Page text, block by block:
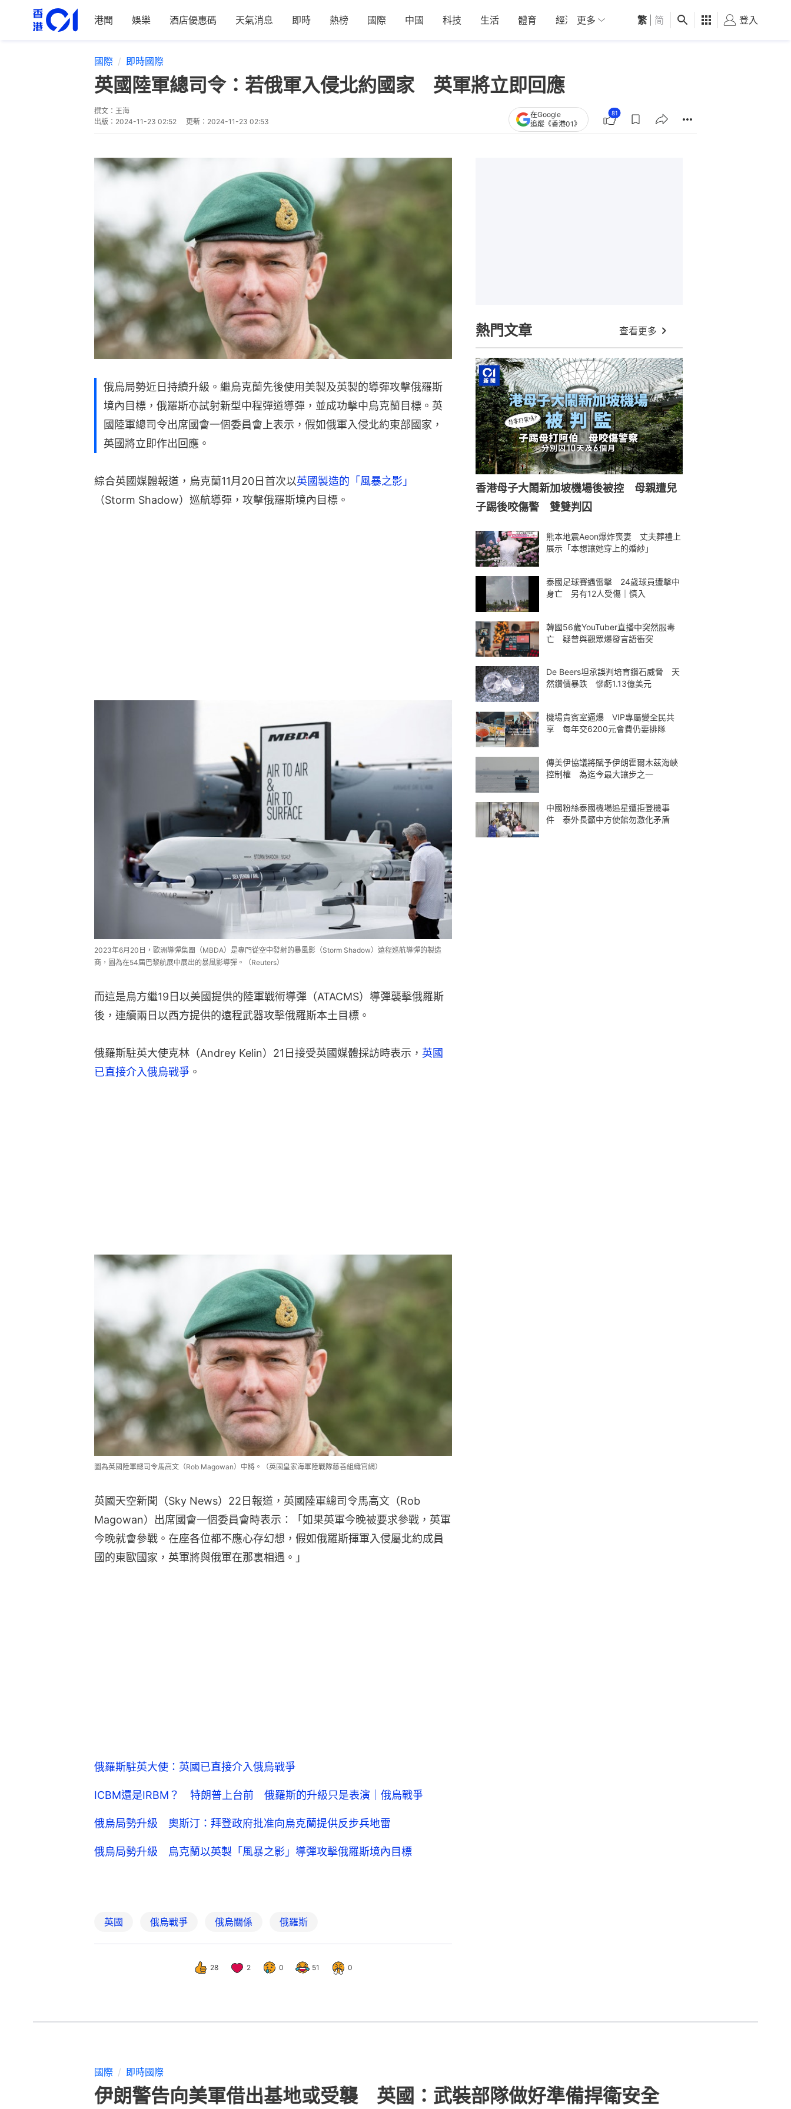
港聞 娛樂 酒店優惠碼 天氣消息 即時 熱榜 國際 中國 科技 生活 體育 經濟 01深圳 觀點 健康 好食玩飛
更多 繁 简 登入
國際 即時國際
英國陸軍總司令：若俄軍入侵北約國家 英軍將立即回應
撰文： 王海
出版： 2024-11-23 02:52 更新： 2024-11-23 02:53
在Google
追蹤《香港01》
81
俄烏局勢近日持續升級。繼烏克蘭先後使用美製及英製的導彈攻擊俄羅斯
境內目標，俄羅斯亦試射新型中程彈道導彈，並成功擊中烏克蘭目標。英
國陸軍總司令出席國會一個委員會上表示，假如俄軍入侵北約東部國家，
英國將立即作出回應。
綜合英國媒體報道，烏克蘭11月20日首次以英國製造的「風暴之影」
（Storm Shadow）巡航導彈，攻擊俄羅斯境內目標。
2023年6月20日，歐洲導彈集團（MBDA）是專門從空中發射的暴風影（Storm Shadow）遠程巡航導彈的製造
商，圖為在54屆巴黎航展中展出的暴風影導彈。（Reuters）
而這是烏方繼19日以美國提供的陸軍戰術導彈（ATACMS）導彈襲擊俄羅斯
後，連續兩日以西方提供的遠程武器攻擊俄羅斯本土目標。
俄羅斯駐英大使克林（Andrey Kelin）21日接受英國媒體採訪時表示， 英國
已直接介入俄烏戰爭 。
圖為英國陸軍總司令馬高文（Rob Magowan）中將。（英國皇家海軍陸戰隊慈善組織官網）
英國天空新聞（Sky News）22日報道，英國陸軍總司令馬高文（Rob
Magowan）出席國會一個委員會時表示：「如果英軍今晚被要求參戰，英軍
今晚就會參戰。在座各位都不應心存幻想，假如俄羅斯揮軍入侵屬北約成員
國的東歐國家，英軍將與俄軍在那裏相遇。」
俄羅斯駐英大使：英國已直接介入俄烏戰爭
ICBM還是IRBM？ 特朗普上台前 俄羅斯的升級只是表演｜俄烏戰爭
俄烏局勢升級 奧斯汀：拜登政府批准向烏克蘭提供反步兵地雷
俄烏局勢升級 烏克蘭以英製「風暴之影」導彈攻擊俄羅斯境內目標
英國 俄烏戰爭 俄烏關係 俄羅斯
28 2 0 51 0
熱門文章 查看更多
香港母子大鬧新加坡機場後被控 母親遭兒
子踢後咬傷警 雙雙判囚
熊本地震Aeon爆炸喪妻 丈夫葬禮上
展示「本想讓她穿上的婚紗」
泰國足球賽遇雷擊 24歲球員遭擊中
身亡 另有12人受傷｜慎入
韓國56歲YouTuber直播中突然服毒
亡 疑曾與觀眾爆發言語衝突
De Beers坦承誤判培育鑽石威脅 天
然鑽價暴跌 慘虧1.13億美元
機場貴賓室逼爆 VIP專屬變全民共
享 每年交6200元會費仍要排隊
傳美伊協議將賦予伊朗霍爾木茲海峽
控制權 為迄今最大讓步之一
中國粉絲泰國機場追星遭拒登機事
件 泰外長籲中方使館勿激化矛盾
國際 即時國際
伊朗警告向美軍借出基地或受襲 英國：武裝部隊做好準備捍衛安全